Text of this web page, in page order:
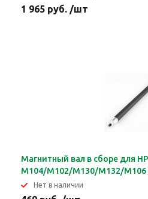
1 965 руб. /шт
Магнитный вал в сборе для
M104/M102/M130/M132/M106
Нет в наличии